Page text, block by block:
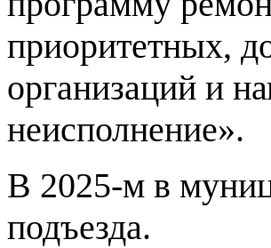
приоритетных,
организаций и
неисполнение».
В 2025-м в
подъезда.